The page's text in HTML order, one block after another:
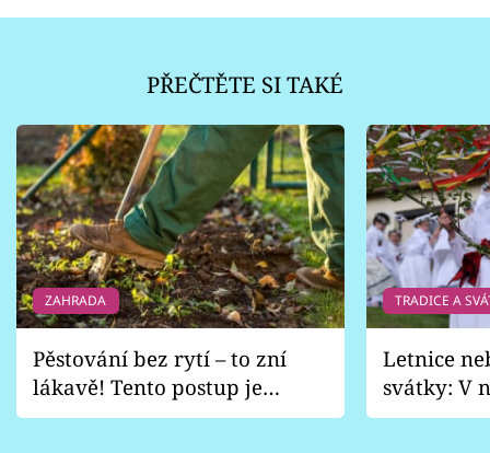
PŘEČTĚTE SI TAKÉ
ZAHRADA
Pěstování bez rytí – to zní
lákavě! Tento postup je
vhodný jen pro některé
TRADICE A
Letnice
svátky: V
pondělí